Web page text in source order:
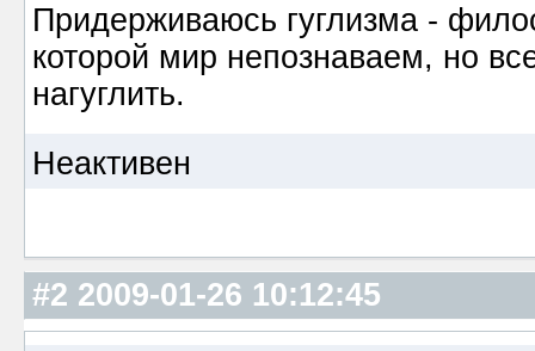
Придерживаюсь гуглизма -
которой мир непознаваем, но
нагуглить.
Неактивен
#2 2009-01-26 10:12:45